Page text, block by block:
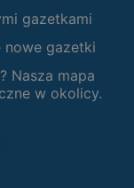
gazetkami
nowe gazetki
Nasza mapa
w okolicy.